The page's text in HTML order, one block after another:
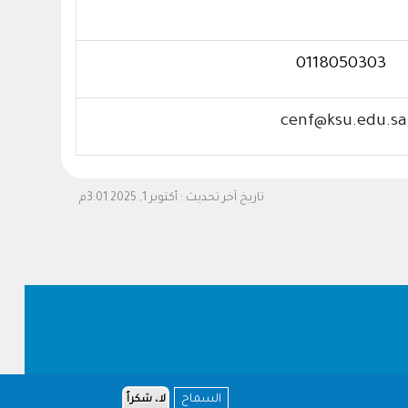
0118050303
cenf@ksu.edu.sa
تاريخ آخر تحديث : أكتوبر 1, 2025 3:01م
السماح لا، شكراً